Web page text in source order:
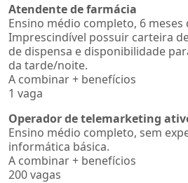
Atendente de farmácia
Ensino médio completo, 6 meses
Imprescindível possuir carteira
de dispensa e disponibilidade
da tarde/noite.
A combinar + benefícios
1 vaga
Operador de telemarketing
Ensino médio completo, sem
informática básica.
A combinar + benefícios
200 vagas